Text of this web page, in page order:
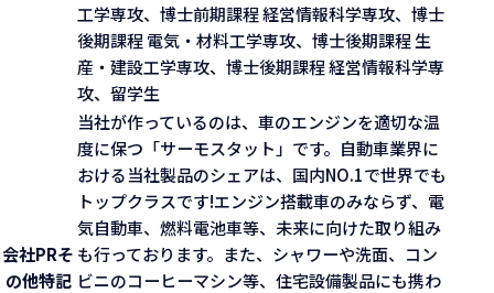
工学専攻、博士前期課程 経営情報科学専攻、博士
後期課程 電気・材料工学専攻、博士後期課程 生
産・建設工学専攻、博士後期課程 経営情報科学専
攻、留学生
会社PRそ
の他特記
当社が作っているのは、車のエンジンを適切な温
度に保つ「サーモスタット」です。自動車業界に
おける当社製品のシェアは、国内NO.1で世界でも
トップクラスです!エンジン搭載車のみならず、電
気自動車、燃料電池車等、未来に向けた取り組み
も行っております。また、シャワーや洗面、コン
ビニのコーヒーマシン等、住宅設備製品にも携わ